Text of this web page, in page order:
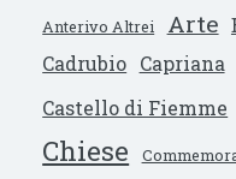
Anterivo Altrei Arte
Cadrubio Capriana
Castello di Fiemme
Chiese